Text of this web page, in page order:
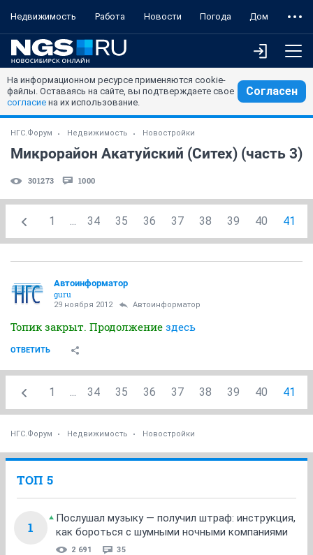
Недвижимость Работа Новости Погода Дом
На информационном ресурсе применяются cookie-
файлы. Оставаясь на сайте, вы подтверждаете свое
согласие на их использование.
Согласен
НГС.Форум Недвижимость Новостройки
Микрорайон Акатуйский (Ситех) (часть 3)
301273 1000
1 ... 34 35 36 37 38 39 40 41
Автоинформатор
guru
29 ноября 2012 Автоинформатор
Топик закрыт. Продолжение здесь
ОТВЕТИТЬ
1 ... 34 35 36 37 38 39 40 41
НГС.Форум Недвижимость Новостройки
ТОП 5
1
Послушал музыку — получил штраф: инструкция,
как бороться с шумными ночными компаниями
2 691 35